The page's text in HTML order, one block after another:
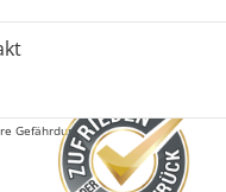
Gefährdung